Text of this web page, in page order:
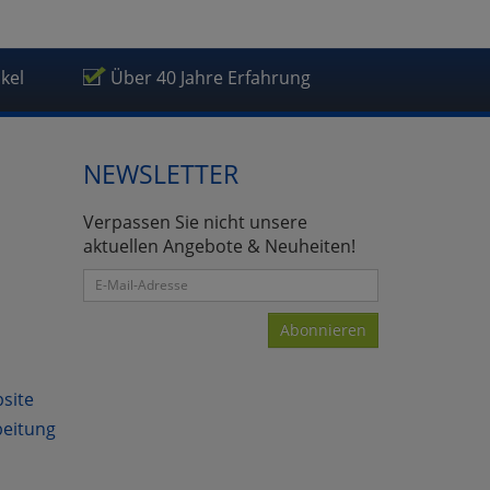
Über 40 Jahre Erfahrung
NEWSLETTER
Verpassen Sie nicht unsere
aktuellen Angebote & Neuheiten!
Abonnieren